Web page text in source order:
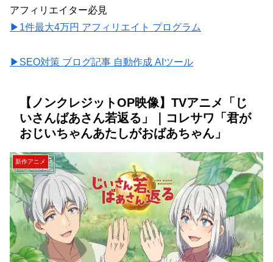
アフィリエイター必見
▶1件最大4万円 アフィリエイト プログラム
▶SEO対策 ブログ記事 自動作成 AIツール
【ノンクレジットOP映像】TVアニメ「じ
いさんばあさん若返る」｜コレサワ「君が
おじいちゃんあたしがおばあちゃん」
新作アニメ